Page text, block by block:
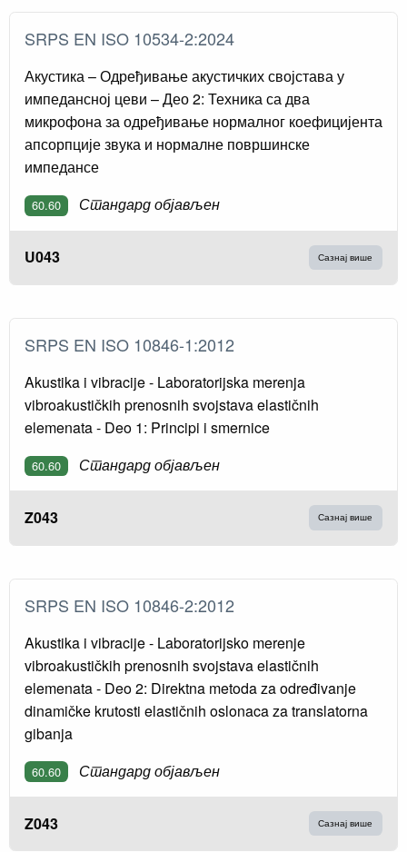
SRPS EN ISO 10534-2:2024
Акустика – Одређивање акустичких својстава у
импедансној цеви – Део 2: Техника са два
микрофона за одређивање нормалног коефицијента
апсорпције звука и нормалне површинске
импедансе
60.60 Стандард објављен
U043 Сазнај више
SRPS EN ISO 10846-1:2012
Akustika i vibracije - Laboratorijska merenja
vibroakustičkih prenosnih svojstava elastičnih
elemenata - Deo 1: Principi i smernice
60.60 Стандард објављен
Z043 Сазнај више
SRPS EN ISO 10846-2:2012
Akustika i vibracije - Laboratorijsko merenje
vibroakustičkih prenosnih svojstava elastičnih
elemenata - Deo 2: Direktna metoda za određivanje
dinamičke krutosti elastičnih oslonaca za translatorna
gibanja
60.60 Стандард објављен
Z043 Сазнај више